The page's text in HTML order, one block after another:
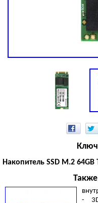
Накопитель SSD M.2 64GB
-